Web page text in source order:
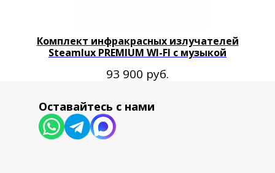
Комплект инфракрасных излучателей
Steamlux PREMIUM WI-FI с музыкой
93 900 руб.